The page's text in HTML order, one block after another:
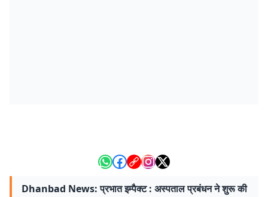
Dhanbad News: प्रभात इम्पैक्ट : अस्पताल प्रबंधन ने शुरू की